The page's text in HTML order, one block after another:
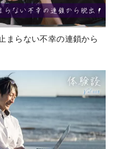
まらない不幸の連鎖から